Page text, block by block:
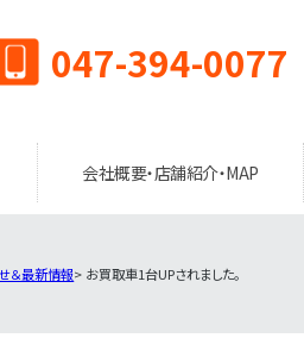
047-394-0077
会社概要・店舗紹介・MAP
＆最新情報 お買取車1台UPされました。